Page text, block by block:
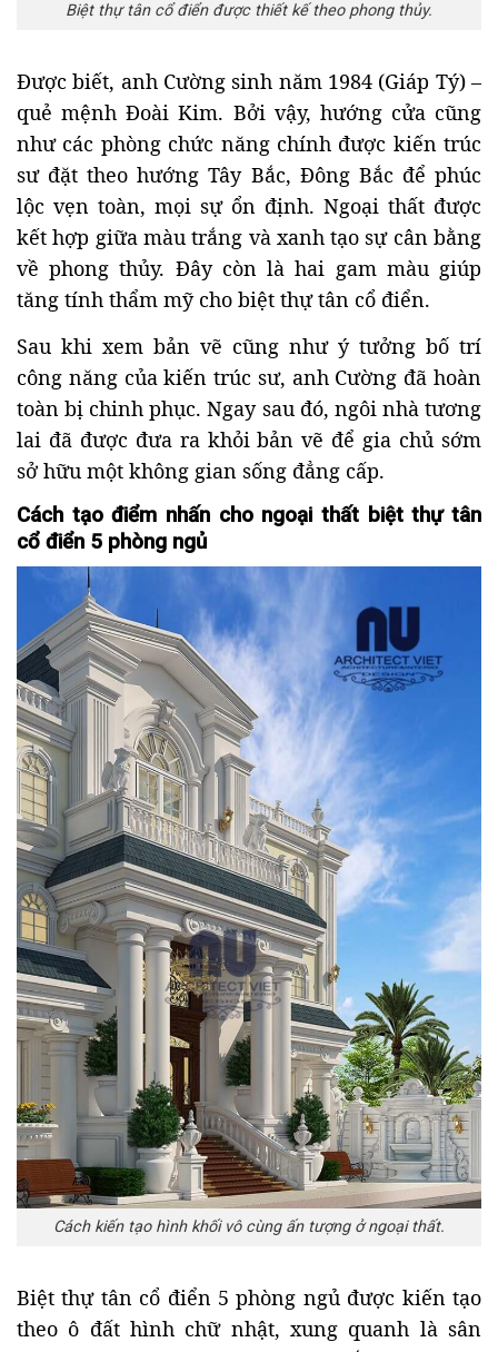
Biệt thự tân cổ điển được thiết kế theo phong thủy.
Được biết, anh Cường sinh năm 1984 (Giáp Tý) –
quẻ mệnh Đoài Kim. Bởi vậy, hướng cửa cũng
như các phòng chức năng chính được kiến trúc
sư đặt theo hướng Tây Bắc, Đông Bắc để phúc
lộc vẹn toàn, mọi sự ổn định. Ngoại thất được
kết hợp giữa màu trắng và xanh tạo sự cân bằng
về phong thủy. Đây còn là hai gam màu giúp
tăng tính thẩm mỹ cho biệt thự tân cổ điển.
Sau khi xem bản vẽ cũng như ý tưởng bố trí
công năng của kiến trúc sư, anh Cường đã hoàn
toàn bị chinh phục. Ngay sau đó, ngôi nhà tương
lai đã được đưa ra khỏi bản vẽ để gia chủ sớm
sở hữu một không gian sống đẳng cấp.
Cách tạo điểm nhấn cho ngoại thất biệt thự tân
cổ điển 5 phòng ngủ
Cách kiến tạo hình khối vô cùng ấn tượng ở ngoại thất.
Biệt thự tân cổ điển 5 phòng ngủ được kiến tạo
theo ô đất hình chữ nhật, xung quanh là sân